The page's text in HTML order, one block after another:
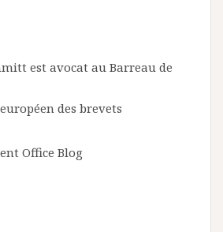
est avocat au Barreau de
des brevets
Office Blog